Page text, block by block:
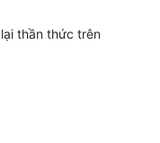
thần thức trên